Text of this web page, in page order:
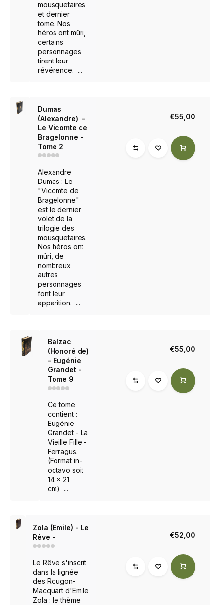
mousquetaires
et dernier
tome. Nos
héros ont mûri,
certains
personnages
tirent leur
révérence. ...
Dumas
(Alexandre) -
Le Vicomte de
Bragelonne -
Tome 2
Alexandre
Dumas : Le
"Vicomte de
Bragelonne"
est le dernier
volet de la
trilogie des
mousquetaires.
Nos héros ont
mûri, de
nombreux
autres
personnages
font leur
apparition. ...
€55,00
Balzac
(Honoré de)
- Eugénie
Grandet -
Tome 9
Ce tome
contient :
Eugénie
Grandet - La
Vieille Fille -
Ferragus.
(Format in-
octavo soit
14 x 21
cm) ...
€55,00
Zola (Emile) - Le
Rêve -
Le Rêve s'inscrit
dans la lignée
des Rougon-
Macquart d'Emile
Zola : le thème
€52,00